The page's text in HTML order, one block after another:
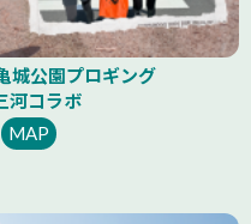
城公園プロギング
河コラボ
MAP